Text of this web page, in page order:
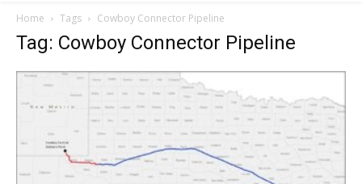
Home Tags Cowboy Connector Pipeline
Tag: Cowboy Connector Pipeline